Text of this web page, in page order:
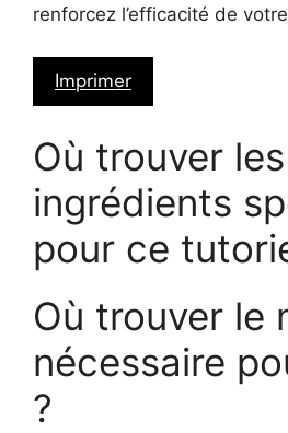
renforcez l’efficacité de
Imprimer
Où trouver les
ingrédients
pour ce
Où trouver le
nécessaire
?